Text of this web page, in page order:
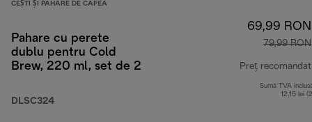
CEȘTI ȘI PAHARE DE CAFEA
Pahare cu perete
dublu pentru Cold
Brew, 220 ml, set de 2
DLSC324
69,99 RON
79,99 RON
Preț recomandat
Sumă TVA
12,15 lei